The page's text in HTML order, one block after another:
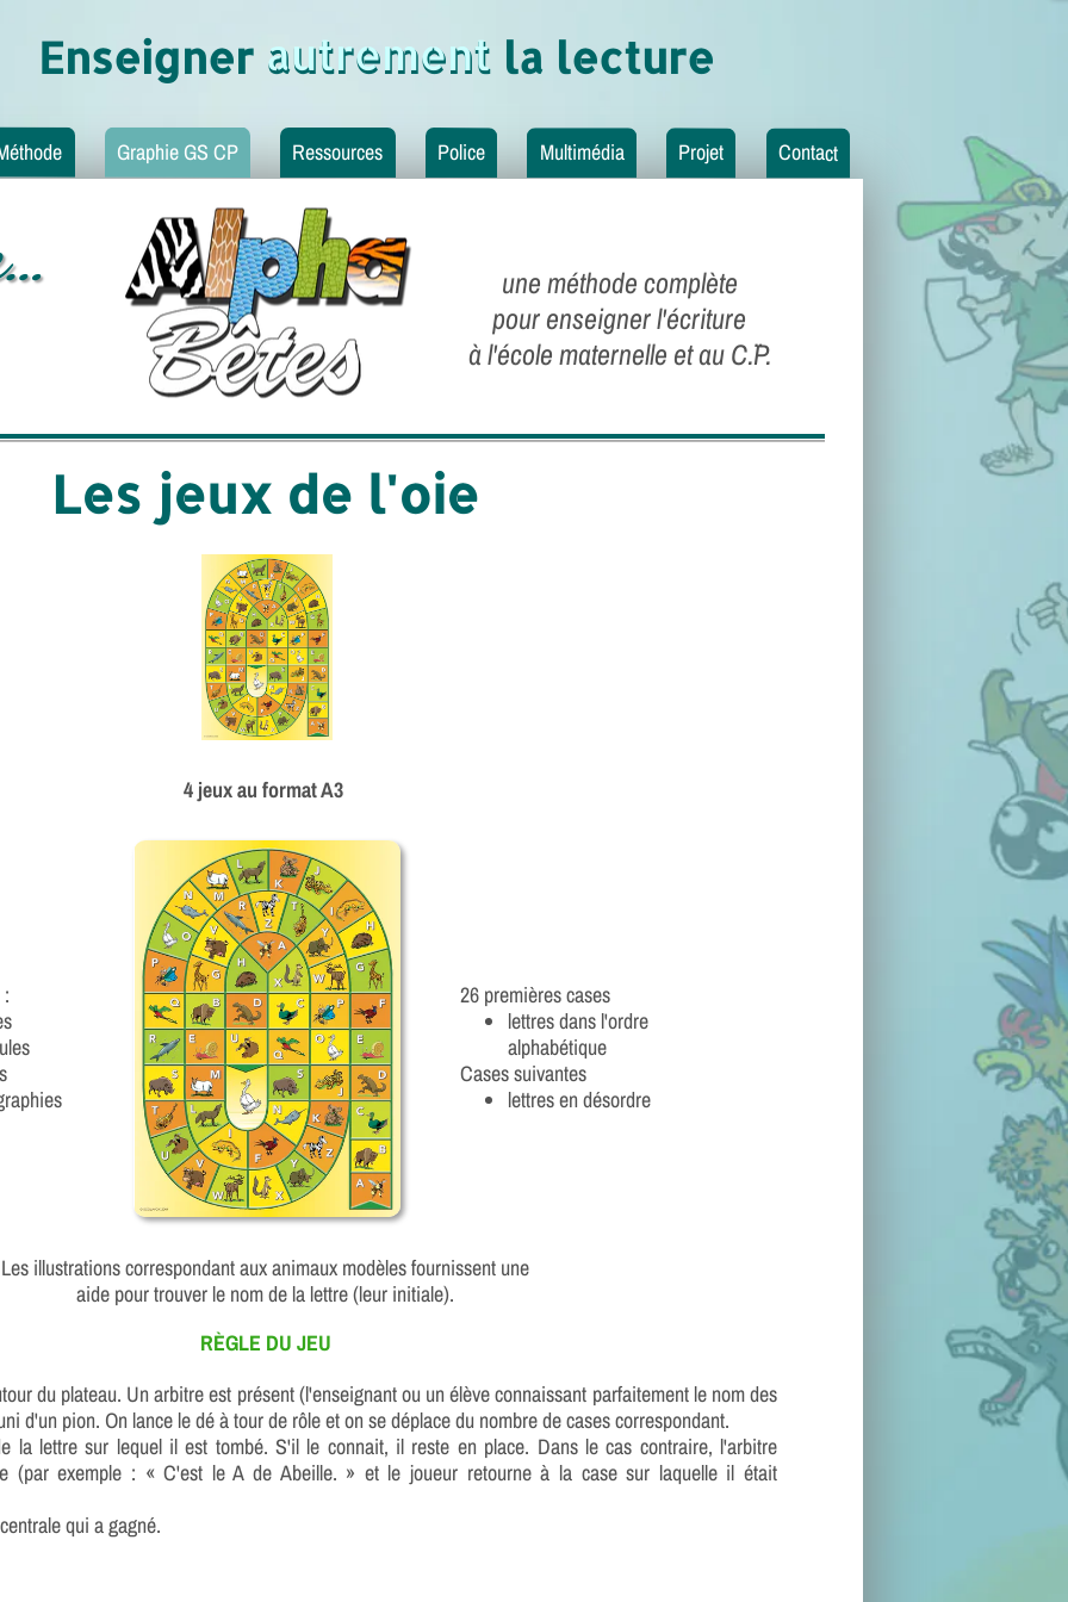
Graphie GS CP Ressources Police Multimédia Projet Contact
autrement
Enseigner autrement la lecture
une méthodecomplète
pour enseigner l'écriture
à l'école maternelle et au C.¨P.
Les jeux de l'oie
4 jeux au format A3
26 premières cases
lettres dans l'ordre
alphabétique
Cases suivantes
lettres en désordre
Les illustrations correspondant aux animaux modèles fournissent une
aide pour trouver le nom de la lettre (leur initiale).
RÈGLE DU JEU
du plateau. Un arbitre est présent (l'enseignant ou un élève connaissant parfaitement le nom des
d'un pion. On lance le dé à tour de rôle et on se déplace du nombre de cases correspondant.
la lettre sur lequel il est tombé. S'il le connait, il reste en place. Dans le cas contraire, l'arbitre
(par exemple : « C'est le A de Abeille. » et le joueur retourne à la case sur laquelle il était
qui a gagné.